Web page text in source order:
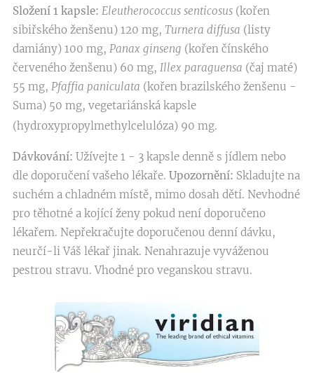
Složení 1 kapsle: Eleutherococcus senticosus (kořen
sibiřského ženšenu) 120 mg, Turnera diffusa (listy
damiány) 100 mg, Panax ginseng (kořen čínského
červeného ženšenu) 60 mg, Illex paraguensa (čaj maté)
55 mg, Pfaffia paniculata (kořen brazilského ženšenu -
Suma) 50 mg, vegetariánská kapsle
(hydroxypropylmethylcelulóza) 90 mg.
Dávkování: Užívejte 1 - 3 kapsle denně s jídlem nebo
dle doporučení vašeho lékaře. Upozornění: Skladujte na
suchém a chladném místě, mimo dosah dětí. Nevhodné
pro těhotné a kojící ženy pokud není doporučeno
lékařem. Nepřekračujte doporučenou denní dávku,
neurčí-li Váš lékař jinak. Nenahrazuje vyváženou
pestrou stravu. Vhodné pro veganskou stravu.